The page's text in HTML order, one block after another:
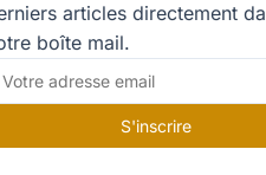
articles directement
boîte mail.
S'inscrire